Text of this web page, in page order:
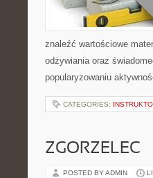
znaleźć wartościowe
odżywiania oraz
popularyzowaniu
CATEGORIES:
ZGORZELEC
POSTED BY ADMIN